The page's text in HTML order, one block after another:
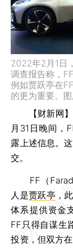
2022年2月1日
调查报告称，
例如贾跃亭在
的更为重要。
【财新网】
月31日晚间，
露上述信息。
交。
FF（
人是贾跃亭 ，
体系提供资金
FF只得自谋生
投资，但双方